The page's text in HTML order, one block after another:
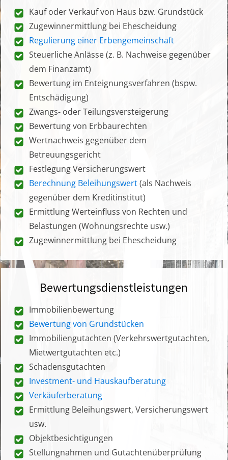
Kauf oder Verkauf von Haus bzw. Grundstück
Zugewinnermittlung bei Ehescheidung
Regulierung einer Erbengemeinschaft
Steuerliche Anlässe (z. B. Nachweise gegenüber
dem Finanzamt)
Bewertung im Enteignungsverfahren (bspw.
Entschädigung)
Zwangs- oder Teilungsversteigerung
Bewertung von Erbbaurechten
Wertnachweis gegenüber dem
Betreuungsgericht
Festlegung Versicherungswert
Berechnung Beleihungswert(als Nachweis
gegenüber dem Kreditinstitut)
Ermittlung Werteinfluss von Rechten und
Belastungen (Wohnungsrechte usw.)
Zugewinnermittlung bei Ehescheidung
Bewertungsdienstleistungen
Immobilienbewertung
Bewertung von Grundstücken
Immobiliengutachten (Verkehrswertgutachten,
Mietwertgutachten etc.)
Schadensgutachten
Investment- und Hauskaufberatung
Verkäuferberatung
Ermittlung Beleihungswert, Versicherungswert
usw.
Objektbesichtigungen
Stellungnahmen und Gutachtenüberprüfung